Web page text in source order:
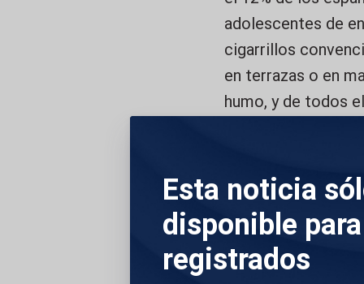
Esta noticia
disponible
registrados
adolescentes de
cigarrillos
en terrazas o en
humo, y de todos
DESCRIPCIÓN DE
1. RECURSOS DE
2. TOTALES CALLE